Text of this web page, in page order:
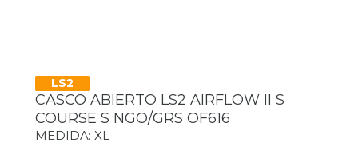
LS2
CASCO ABIERTO LS2 AIRFLOW II S
COURSE S NGO/GRS OF616
MEDIDA: XL